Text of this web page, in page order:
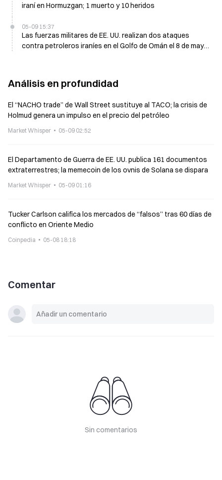
iraní en Hormuzgan; 1 muerto y 10 heridos
05-09 15:37
Las fuerzas militares de EE. UU. realizan dos ataques
contra petroleros iraníes en el Golfo de Omán el 8 de mayo
Análisis en profundidad
El “NACHO trade” de Wall Street sustituye al TACO; la crisis de
Holmud genera un impulso en el precio del petróleo
Market Whisper 05-09 02:52
El Departamento de Guerra de EE. UU. publica 161 documentos
extraterrestres; la memecoin de los ovnis de Solana se dispara
Market Whisper 05-09 01:16
Tucker Carlson califica los mercados de “falsos” tras 60 días de
conflicto en Oriente Medio
Coinpedia 05-08 18:18
Comentar
Sin comentarios